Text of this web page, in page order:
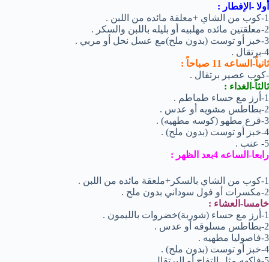
أولا -الإفطار :
1-كوب من الشاي +معلقة مائده من اللبن .
2-معلقتين مائده مهلبيه أو بليله باللبن والسكر .
3-خبز أو توست (بدون ملح)مع عسل نحل أو مربي .
4-برتقال .
ثانياً-الساعه 11 صباحاً :
-كوب عصير برتقال .
ثالثاً-الغداء :
1-أرز مع حساء طماطم .
2-بطاطس مشويه أو عدس .
3-قرع مطهو (كوسه مطهيه) .
4-خبز أو توست (بدون ملح) .
5- عنب .
رابعا-الساعه 4بعد الظهر :
1-كوب من الشاي بالسكر+ملعقة مائده من اللبن .
2-مكسرات أو فول سوداني بدون ملح .
خامسا-العشاء :
1-أرز مع حساء (شوربة)خضروات بالليمون .
2-بطاطس مسلوقه أو عدس .
3-فاصوليا مطهيه .
4-خبز أو توست (بدون ملح) .